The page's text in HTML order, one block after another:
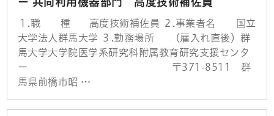
１.職 種 高度技術補佐員 ２.事業者名 国立
大学法人群馬大学 ３.勤務場所 （雇入れ直後）群
馬大学大学院医学系研究科附属教育研究支援センタ
ー 〒371-8511 群
馬県前橋市昭 …